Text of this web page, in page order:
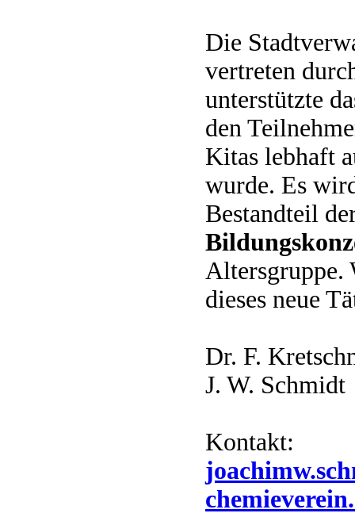
Die
vertreten
unterstützte
den
Kitas lebhaft
wurde. Es
Bestandteil
Altersgruppe.
dieses neue
Dr. F.
J. W. Schmidt
Kontakt: